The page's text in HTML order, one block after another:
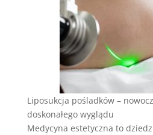
Liposukcja pośladków –
doskonałego wyglądu
Medycyna estetyczna to